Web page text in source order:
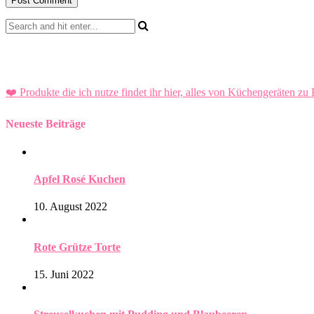
❤️ Produkte die ich nutze findet ihr hier, alles von Küchengeräten zu
Neueste Beiträge
Apfel Rosé Kuchen
10. August 2022
Rote Grütze Torte
15. Juni 2022